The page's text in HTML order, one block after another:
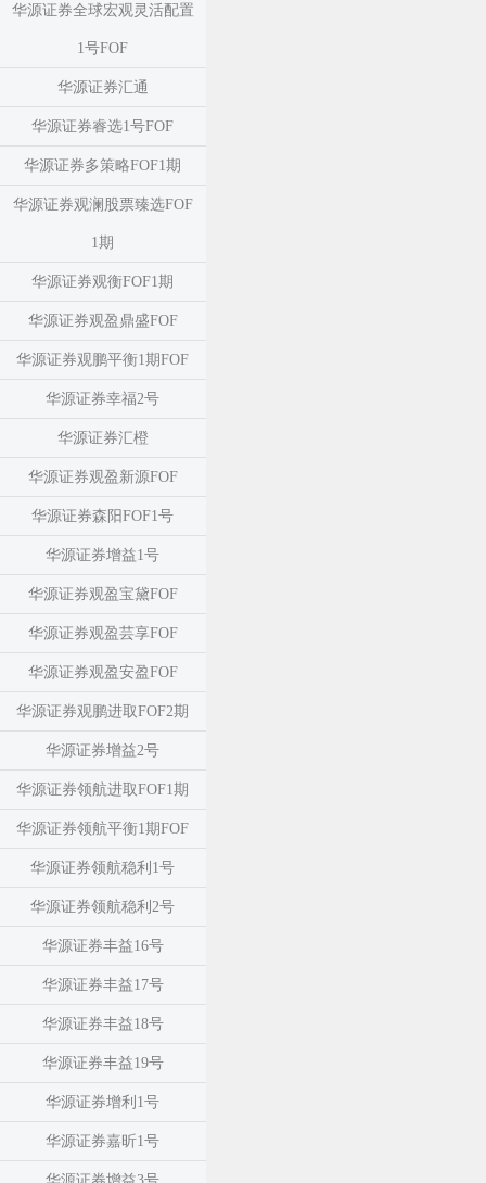
华源证券全球宏观灵活配置
1号FOF
华源证券汇通
华源证券睿选1号FOF
华源证券多策略FOF1期
华源证券观澜股票臻选FOF
1期
华源证券观衡FOF1期
华源证券观盈鼎盛FOF
华源证券观鹏平衡1期FOF
华源证券幸福2号
华源证券汇橙
华源证券观盈新源FOF
华源证券森阳FOF1号
华源证券增益1号
华源证券观盈宝黛FOF
华源证券观盈芸享FOF
华源证券观盈安盈FOF
华源证券观鹏进取FOF2期
华源证券增益2号
华源证券领航进取FOF1期
华源证券领航平衡1期FOF
华源证券领航稳利1号
华源证券领航稳利2号
华源证券丰益16号
华源证券丰益17号
华源证券丰益18号
华源证券丰益19号
华源证券增利1号
华源证券嘉昕1号